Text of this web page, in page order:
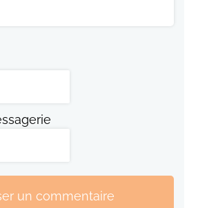
un commentaire